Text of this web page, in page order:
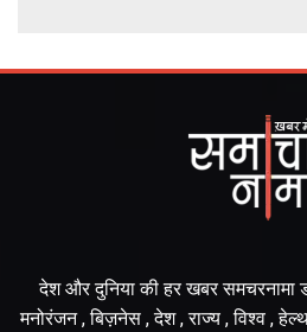
देश और दुनिया की हर खबर समचरनामा
मनोरंजन , बिज़नेस , देश , राज्य , विश्व ,